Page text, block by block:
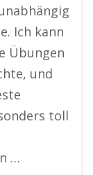
Ich kann
Übungen
und
toll
…